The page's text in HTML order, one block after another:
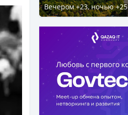
Вечером +23, ночью +25